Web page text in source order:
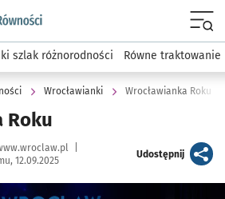
podserwis: Miasto równości
szlak różnorodności Równe traktowanie
Wrocławianki Wrocławianka Roku
Roku
12.09.2025
Udostępnijartykuł